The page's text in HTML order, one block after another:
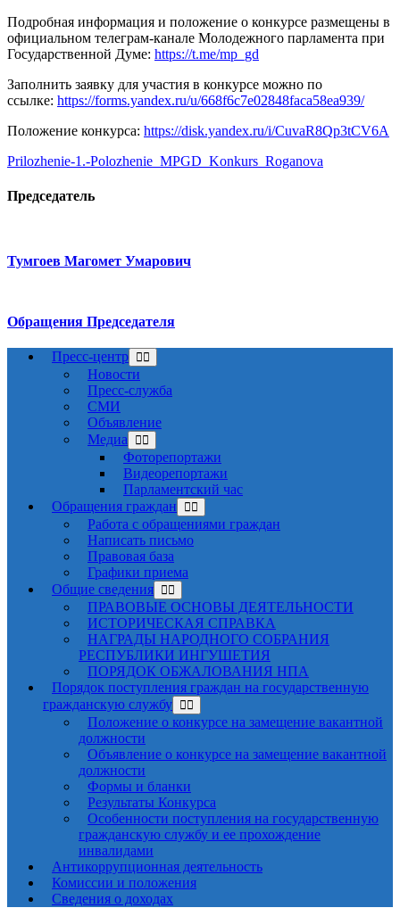
Подробная информация и положение о конкурсе размещены в
официальном телеграм-канале Молодежного парламента при
Государственной Думе: https://t.me/mp_gd
Заполнить заявку для участия в конкурсе можно по
ссылке: https://forms.yandex.ru/u/668f6c7e02848faca58ea939/
Положение конкурса: https://disk.yandex.ru/i/CuvaR8Qp3tCV6A
Prilozhenie-1.-Polozhenie_MPGD_Konkurs_Roganova
Председатель
Тумгоев Магомет Умарович
Обращения Председателя
Пресс-центр
Новости
Пресс-служба
СМИ
Объявление
Медиа
Фоторепортажи
Видеорепортажи
Парламентский час
Обращения граждан
Работа с обращениями граждан
Написать письмо
Правовая база
Графики приема
Общие сведения
ПРАВОВЫЕ ОСНОВЫ ДЕЯТЕЛЬНОСТИ
ИСТОРИЧЕСКАЯ СПРАВКА
НАГРАДЫ НАРОДНОГО СОБРАНИЯ
РЕСПУБЛИКИ ИНГУШЕТИЯ
ПОРЯДОК ОБЖАЛОВАНИЯ НПА
Порядок поступления граждан на государственную
гражданскую службу
Положение о конкурсе на замещение вакантной
должности
Объявление о конкурсе на замещение вакантной
должности
Формы и бланки
Результаты Конкурса
Особенности поступления на государственную
гражданскую службу и ее прохождение
инвалидами
Антикоррупционная деятельность
Комиссии и положения
Сведения о доходах